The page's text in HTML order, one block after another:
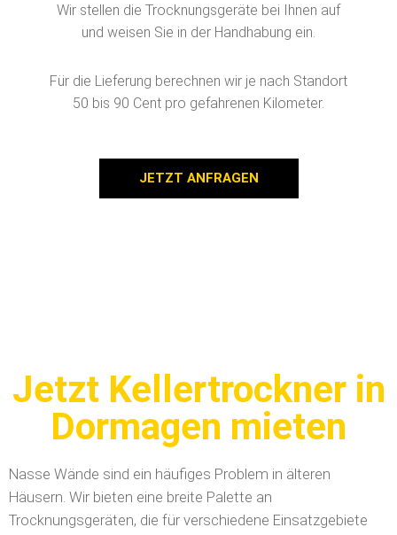
Wir stellen die Trocknungsgeräte bei Ihnen auf
und weisen Sie in der Handhabung ein.
Für die Lieferung berechnen wir je nach Standort
50 bis 90 Cent pro gefahrenen Kilometer.
JETZT ANFRAGEN
Jetzt Kellertrockner in
Dormagen mieten
Nasse Wände sind ein häufiges Problem in älteren
Häusern. Wir bieten eine breite Palette an
Trocknungsgeräten, die für verschiedene Einsatzgebiete